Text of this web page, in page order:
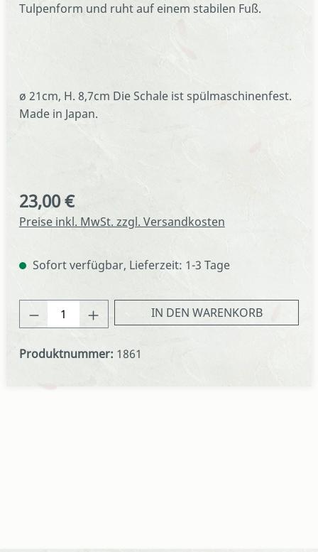
Tulpenform und ruht auf einem stabilen Fuß.
ø 21cm, H. 8,7cm Die Schale ist spülmaschinenfest.
Made in Japan.
Regulärer Preis:
23,00 €
Preise inkl. MwSt. zzgl. Versandkosten
Sofort verfügbar, Lieferzeit: 1-3 Tage
Produkt Anzahl: Gib denIN DEN WARENKORB
Produktnummer: 1861